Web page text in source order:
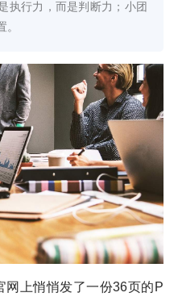
执行力，而是判断力；小团
网上悄悄发了一份36页的P